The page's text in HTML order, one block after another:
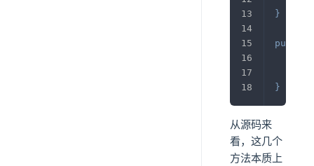
}
public
}
从源码来
看，这几个
方法本质上